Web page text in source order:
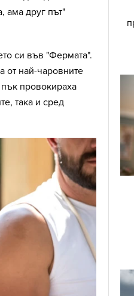
ама друг път"
си във "Фермата".
от най-чаровните
провокираха
така и сред